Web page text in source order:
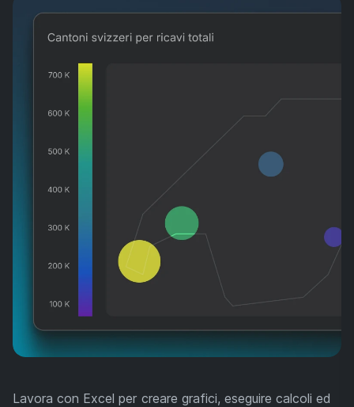
Lavora con Excel per creare grafici, eseguire calcoli ed